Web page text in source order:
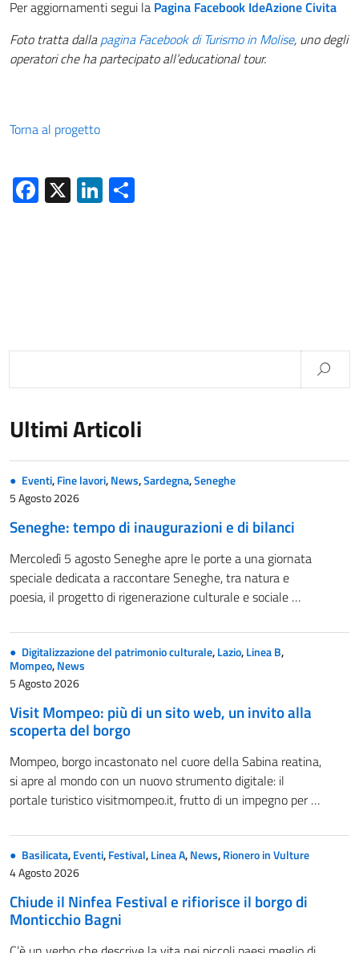
Per aggiornamenti segui la Pagina Facebook IdeAzione Civita
Foto tratta dallapagina Facebook di Turismo in Molise, uno degli
operatori che ha partecipato all’educational tour.
Torna al progetto
Facebook
X LinkedIn
Ultimi Articoli
Eventi,Fine lavori,News,Sardegna,Seneghe
5 Agosto 2026
Seneghe: tempo di inaugurazioni e di bilanci
Mercoledì 5 agosto Seneghe apre le porte a una giornata
speciale dedicata a raccontare Seneghe, tra natura e
poesia, il progetto di rigenerazione culturale e sociale …
Digitalizzazione del patrimonio culturale,Lazio,Linea B,
Mompeo,News
5 Agosto 2026
Visit Mompeo: più di un sito web, un invito alla
scoperta del borgo
Mompeo, borgo incastonato nel cuore della Sabina reatina,
si apre al mondo con un nuovo strumento digitale: il
portale turistico visitmompeo.it, frutto di un impegno per …
Basilicata,Eventi,Festival,Linea A,News,Rionero in Vulture
4 Agosto 2026
Chiude il Ninfea Festival e rifiorisce il borgo di
Monticchio Bagni